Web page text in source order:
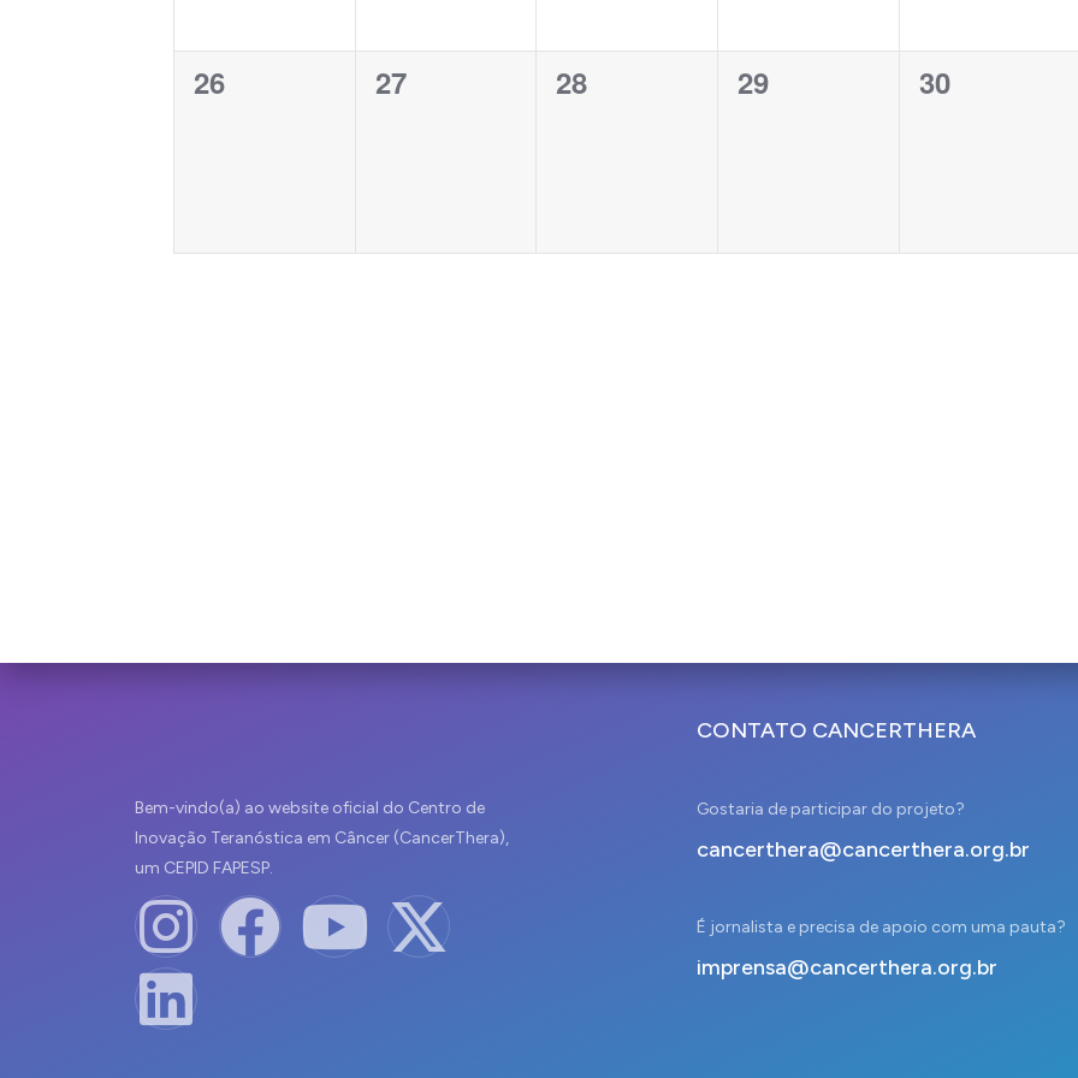
0
26
0
27
0
28
0
29
0
30
Bem-vindo(a) ao website oficial do Centro de
Inovação Teranóstica em Câncer (CancerThera),
um CEPID FAPESP.
CONTATO CANCERTHERA
Gostaria de participar do projeto?
cancerthera@cancerthera.org.br
É jornalista e precisa de apoio com uma pauta?
imprensa@cancerthera.org.br